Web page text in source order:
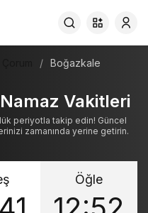
Boğazkale
Vakitleri
periyotla takip edin! Güncel
zamanında yerine getirin.
Öğle